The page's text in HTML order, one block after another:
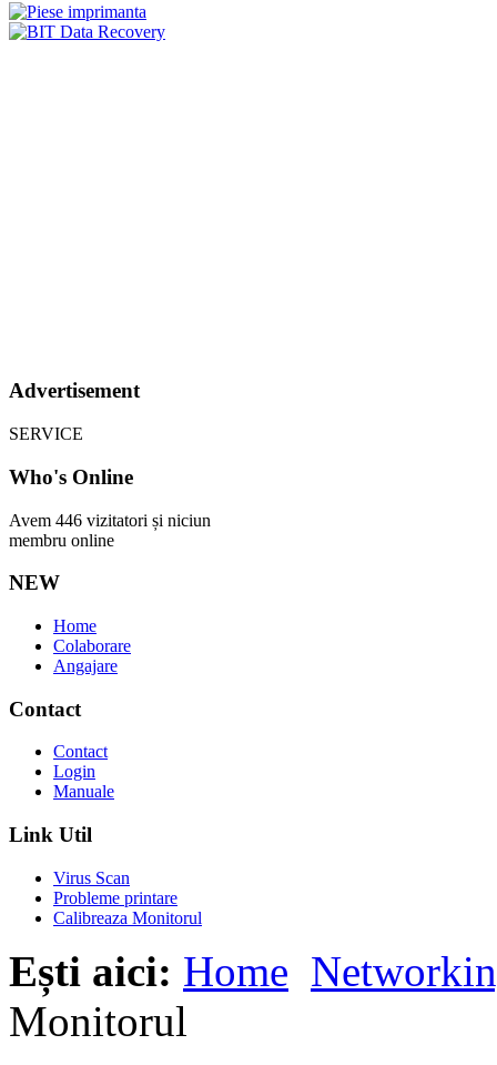
Advertisement
SERVICE
Who's Online
Avem 446 vizitatori și niciun
membru online
NEW
Home
Colaborare
Angajare
Contact
Contact
Login
Manuale
Link Util
Virus Scan
Probleme printare
Calibreaza Monitorul
Ești aici: Home
Monitorul